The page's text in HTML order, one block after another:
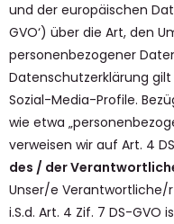
und der europäischen
GVO‘) über die Art, den
personenbezogener
Datenschutzerklärung
Sozial-Media-Profile.
wie etwa
verweisen wir auf Art. 4
des / der
Unser/e Verantwortliche/
i.S.d. Art. 4 Zif. 7 DS-GVO